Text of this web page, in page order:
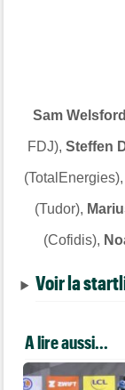
Sam Welsford
FDJ), Steffen
(TotalEnergies),
(Tudor),
(Cofidis),
Voir la
A lire aussi...